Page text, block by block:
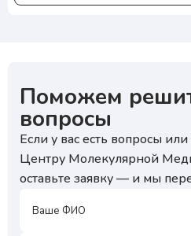
Поможем
вопросы
Если у вас есть вопросы
Центру Молекулярной
оставьте заявку — и мы